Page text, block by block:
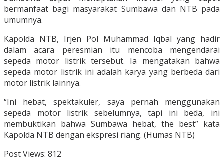
bermanfaat bagi masyarakat Sumbawa dan NTB pada
umumnya.
Kapolda NTB, Irjen Pol Muhammad Iqbal yang hadir
dalam acara peresmian itu mencoba mengendarai
sepeda motor listrik tersebut. Ia mengatakan bahwa
sepeda motor listrik ini adalah karya yang berbeda dari
motor listrik lainnya.
“Ini hebat, spektakuler, saya pernah menggunakan
sepeda motor listrik sebelumnya, tapi ini beda, ini
membuktikan bahwa Sumbawa hebat, the best” kata
Kapolda NTB dengan ekspresi riang. (Humas NTB)
Post Views: 812